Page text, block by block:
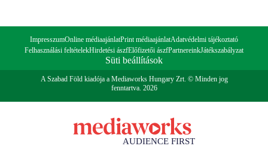
ImpresszumOnline médiaajánlatPrint médiaajánlatAdatvédelmi tájékoztató
Felhasználási feltételekHirdetési ászfElőfizetői ászfPartnereinkJátékszabályzat
Süti beállítások
A Szabad Föld kiadója a Mediaworks Hungary Zrt. © Minden jog
fenntartva. 2026